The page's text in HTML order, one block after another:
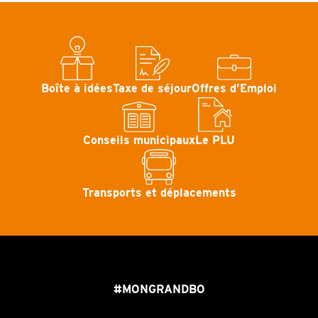
Boîte à idéesTaxe de séjourOffres d’Emploi
Conseils municipauxLe PLU
Transports et déplacements
#MONGRANDBO